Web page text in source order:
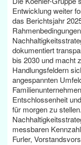
Entwicklung weiter
das Berichtsjahr
dokumentiert
bis 2030 und macht
Handlungsfeldern
angespannten
Entschlossenheit
für morgen zu
messbaren
Furler,